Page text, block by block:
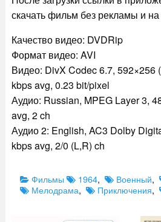
скачать фильм без рекламы и
Качество видео: DVDRip
Формат видео: AVI
Видео: DivX Codec 6.7, 592×256
kbps avg, 0.23 bit/pixel
Аудио: Russian, MPEG Layer 3,
avg, 2 ch
Аудио 2: English, AC3 Dolby
kbps avg, 2/0 (L,R) ch
Categories
ФильмыTags1964, Военный,
Мелодрама, Приключения,